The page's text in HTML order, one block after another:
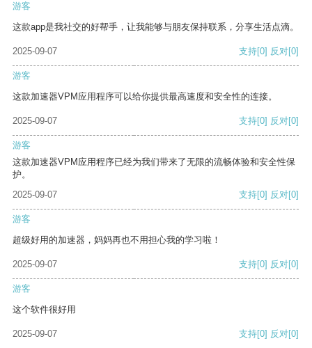
游客
这款app是我社交的好帮手，让我能够与朋友保持联系，分享生活点滴。
2025-09-07 支持[0] 反对[0]
游客
这款加速器VPM应用程序可以给你提供最高速度和安全性的连接。
2025-09-07 支持[0] 反对[0]
游客
这款加速器VPM应用程序已经为我们带来了无限的流畅体验和安全性保
护。
2025-09-07
支持[0] 反对[0]
游客
超级好用的加速器，妈妈再也不用担心我的学习啦！
2025-09-07 支持[0] 反对[0]
游客
这个软件很好用
2025-09-07 支持[0] 反对[0]